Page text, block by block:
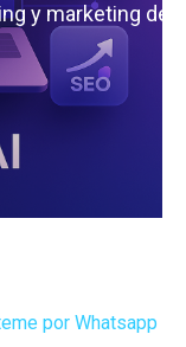
y marketing de